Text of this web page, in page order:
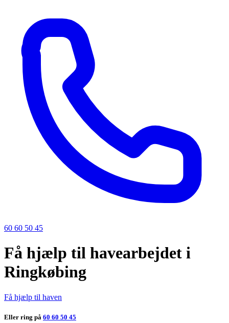
60 60 50 45
Få hjælp til havearbejdet i
Ringkøbing
Få hjælp til haven
Eller ring på 60 60 50 45